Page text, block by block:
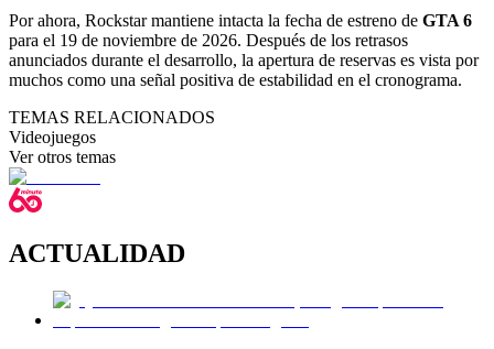
Por ahora, Rockstar mantiene intacta la fecha de estreno de GTA 6
para el 19 de noviembre de 2026. Después de los retrasos
anunciados durante el desarrollo, la apertura de reservas es vista por
muchos como una señal positiva de estabilidad en el cronograma.
TEMAS RELACIONADOS
Videojuegos
Ver otros temas
ACTUALIDAD